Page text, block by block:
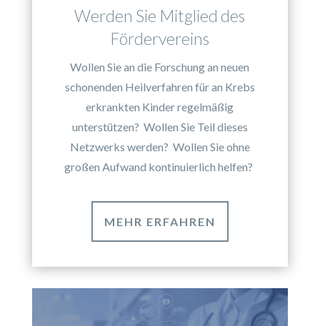
Werden Sie Mitglied des
Fördervereins
Wollen Sie an die Forschung an neuen
schonenden Heilverfahren für an Krebs
erkrankten Kinder regelmäßig
unterstützen? Wollen Sie Teil dieses
Netzwerks werden? Wollen Sie ohne
großen Aufwand kontinuierlich helfen?
MEHR ERFAHREN